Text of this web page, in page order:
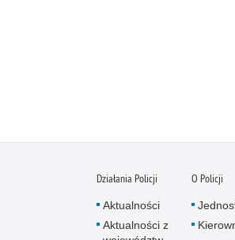
Działania Policji
Aktualności
Aktualności z
O Policji